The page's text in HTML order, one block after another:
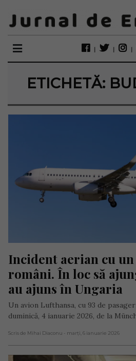
ETICHETĂ:
Incident aerian cu
români. În loc să
au ajuns în Ungaria
Un avion Lufthansa, cu 93 de
duminică, 4 ianuarie 2026, de la
Scris de Mihai Diaconu - marți, 6 ianuarie 2026